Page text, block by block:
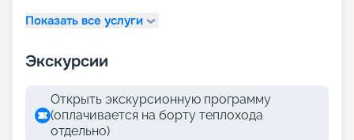
Показать все услуги
Экскурсии
Открыть экскурсионную программу
(оплачивается на борту теплохода
отдельно)